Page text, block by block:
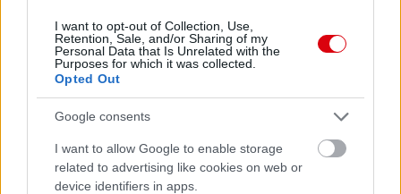
I want to opt-out of Collection, Use,
Retention, Sale, and/or Sharing of my
Personal Data that Is Unrelated with the
Purposes for which it was collected.
Opted Out
Google consents
I want to allow Google to enable storage
related to advertising like cookies on web or
device identifiers in apps.
Paris Saint-Germain
Manchester United
Felkészülési szezon 4. mérkőzés
Nya Ullevi, Göteborg
2026-08-08 17:00
1 nap 15 óra 58 perc 42 másodperc